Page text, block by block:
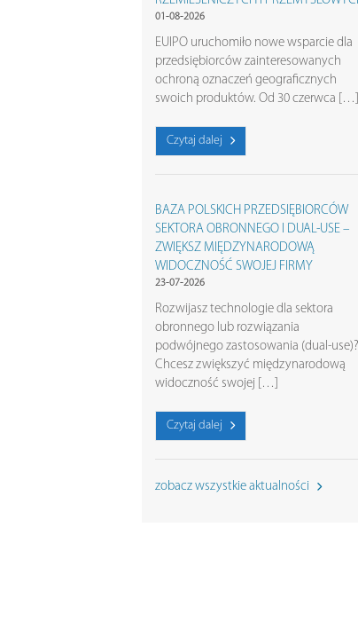
01-08-2026
EUIPO uruchomiło nowe wsparcie dla
przedsiębiorców zainteresowanych
ochroną oznaczeń geograficznych
swoich produktów. Od 30 czerwca […]
Czytaj dalej
BAZA POLSKICH PRZEDSIĘBIORCÓW
SEKTORA OBRONNEGO I DUAL-USE –
ZWIĘKSZ MIĘDZYNARODOWĄ
WIDOCZNOŚĆ SWOJEJ FIRMY
23-07-2026
Rozwijasz technologie dla sektora
obronnego lub rozwiązania
podwójnego zastosowania (dual-use)?
Chcesz zwiększyć międzynarodową
widoczność swojej […]
Czytaj dalej
zobacz wszystkie aktualności